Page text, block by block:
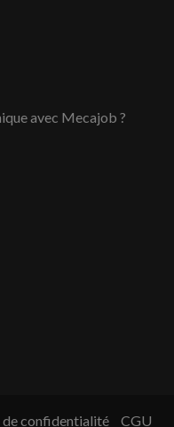
avec Mecajob ?
confidentialité CGU